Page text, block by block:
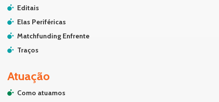
Editais
Elas Periféricas
Matchfunding Enfrente
Traços
Atuação
Como atuamos